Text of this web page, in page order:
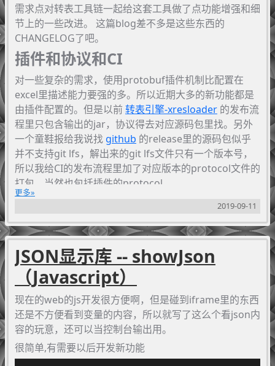
支持oneof,支持plain模式输入字符串转为数组或
复杂结构,支持map
支持空数据压缩（裁剪）或保留定长数组
支持基于正则表达式分词的字段名映射转换规则
支持设置数据版本号
Lua输出支持全局导出或导出为require模块或导
出为module模块。
Javascript输出支持全局导出或导出为nodejs模块
或导出为AMD模块。
提供CLI批量转换工具（支持python 2.7/python
3 @ Windows、macOS、Linux）
提供GUI批量转换工具（支持Windows、
macOS、Linux）
CLI/GUI批量转换工具支持include来实现配置复
xresloader包含了多个组件，其中最主要的部分分别
是。
需求点对转表工具链一起给这套工具做了点功能增强和细
节上的一些改进。 这篇blog差不多是这些东西的
CHANGELOG了吧。
插件和协议和CI
对一些复杂的需求，使用protobuf插件机制比配置在
excel里描述能力要强的多。所以近期大多的新功能都是
由插件配置的。但是以前 转表引擎-xresloader的发布流
程里只包含输出的jar，协议得去对应源码包里找。另外
一个童鞋报给我说找 github 的release里的源码包似乎
并不支持git lfs，解出来的git lfs文件只有一个版本号，
所以我给CI的发布流程里加了对应版本的protocol文件的
打包，当然也包括插件的protocol。
更多
2019-09-11
JSON显示库 -- showJson
（Javascript）
现在的web的js开发很方便啊，但是碰到iframe里的东西
还是不方便看到变量的内容，所以就写了这么个看json内
容的玩意，还可以当控制台输出用。
很简单,有需要以后开发新功能